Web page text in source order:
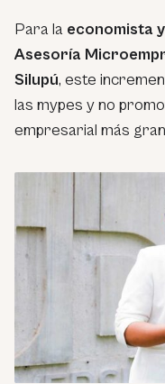
Para la economista
Asesoría
Silupú, este
las mypes y no
empresarial más